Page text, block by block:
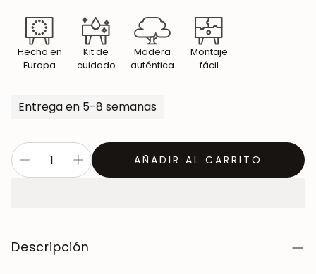
Hecho en
Europa
Kit de
cuidado
Madera
auténtica
Montaje
fácil
Entrega en 5-8 semanas
AÑADIR AL CARRITO
Descripción